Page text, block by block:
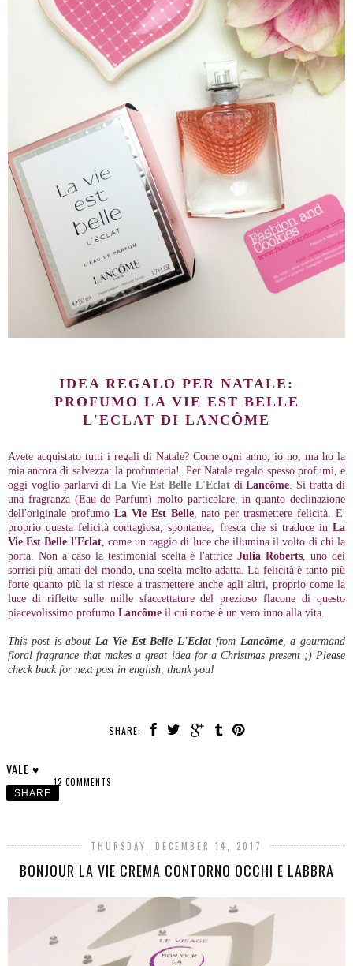
IDEA REGALO PER NATALE:
PROFUMO LA VIE EST BELLE
L'ECLAT DI LANCÔME
Avete acquistato tutti i regali di Natale? Come ogni anno, io no, ma ho la
mia ancora di salvezza: la profumeria!. Per Natale regalo spesso profumi, e
oggi voglio parlarvi diLa Vie Est Belle L'EclatdiLancôme . Si tratta di
una fragranza (Eau de Parfum) molto particolare, in quanto declinazione
dell'originale profumo La Vie Est Belle, nato per trasmettere felicità. E'
proprio questa felicità contagiosa, spontanea, fresca che si traduce in La
Vie Est Belle l'Eclat, come un raggio di luce che illumina il volto di chi la
porta. Non a caso la testimonial scelta è l'attrice Julia Roberts , uno dei
sorrisi più amati del mondo, una scelta molto adatta. La felicità è tanto più
forte quanto più la si riesce a trasmettere anche agli altri, proprio come la
luce di riflette sulle mille sfaccettature del prezioso flacone di questo
piacevolissimo profumo Lancôme il cui nome è un vero inno alla vita.
This post is about La Vie Est Belle L'Eclat from Lancôme, a gourmand
floral fragrance that makes a great idea for a Christmas present ;) Please
check back for next post in english, thank you!
SHARE:
VALE ♥
12 COMMENTS
SHARE
THURSDAY, DECEMBER 14, 2017
BONJOUR LA VIE CREMA CONTORNO OCCHI E LABBRA